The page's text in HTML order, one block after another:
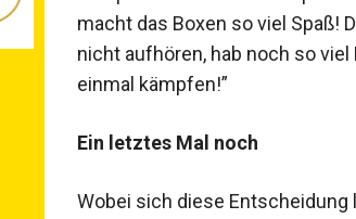
macht das Boxen so viel Spaß!
nicht aufhören, hab noch so
einmal kämpfen!”
Ein letztes Mal noch
Wobei sich diese Entscheidung